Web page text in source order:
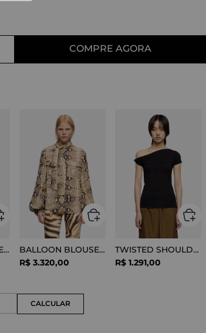
COMPRE AGORA
BALLOON BLOUSE SILK OPTICAL WHITE
BALLOON BLOUSE VISCOSE SNAKE
R$ 3.320,00
TWISTED SHOULDER TEE LYOCELL BLACK
R$ 1.291,00